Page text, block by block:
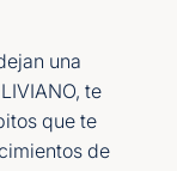
una
te
que te
de